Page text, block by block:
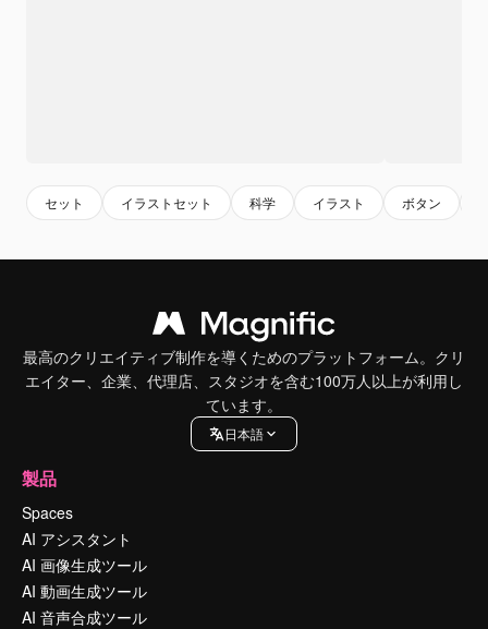
セット イラストセット 科学 イラスト ボタン
最高のクリエイティブ制作を導くためのプラットフォーム。クリ
エイター、企業、代理店、スタジオを含む100万人以上が利用し
ています。
日本語
製品
Spaces
AI アシスタント
AI 画像生成ツール
AI 動画生成ツール
AI 音声合成ツール